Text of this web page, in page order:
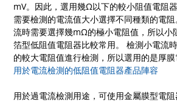
mV。因此，選用幾Ω以下的較小阻值電阻
需要檢測的電流值大小選擇不同種類的電
流時需要選擇幾mΩ的極小電阻值，所以小
箔型低阻值電阻器比較常用。 檢測小電流
的較大電阻值進行檢測，所以選用的是厚膜
用於電流檢測的低阻值電阻器產品陣容
用於過電流檢測用途，可使用金屬膜型電阻